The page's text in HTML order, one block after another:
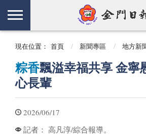
現在位置： 首頁 新聞專區 地方新
粽香飄溢幸福共享 金寧
心長輩
2026/06/17
記者： 高凡淳/綜合報導。